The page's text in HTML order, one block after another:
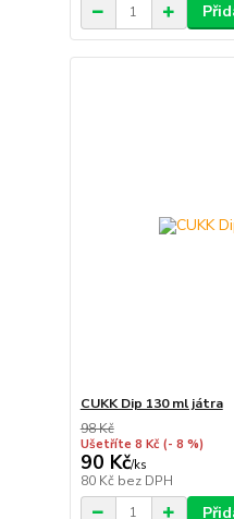
CUKK Dip 130 ml játra
98 Kč
Ušetříte 8 Kč (- 8 %)
90 Kč/ks
80 Kč bez DPH